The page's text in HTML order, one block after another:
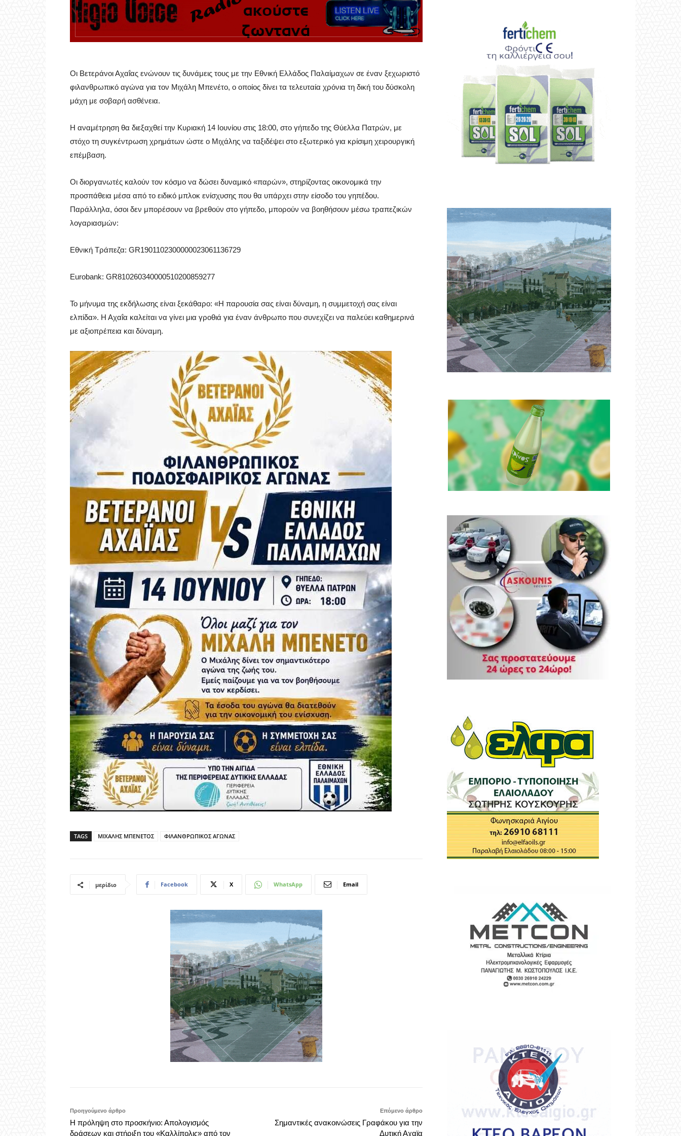
Οι Βετεράνοι Αχαΐας ενώνουν τις δυνάμεις τους με την Εθνική Ελλάδος Παλαίμαχων σε έναν ξεχωριστό
φιλανθρωπικό αγώνα για τον Μιχάλη Μπενέτο, ο οποίος δίνει τα τελευταία χρόνια τη δική του δύσκολη
μάχη με σοβαρή ασθένεια.
Η αναμέτρηση θα διεξαχθεί την Κυριακή 14 Ιουνίου στις 18:00, στο γήπεδο της Θύελλα Πατρών, με
στόχο τη συγκέντρωση χρημάτων ώστε ο Μιχάλης να ταξιδέψει στο εξωτερικό για κρίσιμη χειρουργική
επέμβαση.
Οι διοργανωτές καλούν τον κόσμο να δώσει δυναμικό «παρών», στηρίζοντας οικονομικά την
προσπάθεια μέσα από το ειδικό μπλοκ ενίσχυσης που θα υπάρχει στην είσοδο του γηπέδου.
Παράλληλα, όσοι δεν μπορέσουν να βρεθούν στο γήπεδο, μπορούν να βοηθήσουν μέσω τραπεζικών
λογαριασμών:
Εθνική Τράπεζα: GR1901102300000023061136729
Eurobank: GR810260340000510200859277
Το μήνυμα της εκδήλωσης είναι ξεκάθαρο: «Η παρουσία σας είναι δύναμη, η συμμετοχή σας είναι
ελπίδα». Η Αχαΐα καλείται να γίνει μια γροθιά για έναν άνθρωπο που συνεχίζει να παλεύει καθημερινά
με αξιοπρέπεια και δύναμη.
TAGS ΜΙΧΑΛΗΣ ΜΠΕΝΕΤΟΣ ΦΙΛΑΝΘΡΩΠΙΚΟΣ ΑΓΩΝΑΣ
μερίδιο Facebook X WhatsApp Email
Προηγούμενο άρθρο
Η πρόληψη στο προσκήνιο: Απολογισμός
δράσεων και στήριξη του «Καλλίπολις» από τον
Επόμενο άρθρο
Σημαντικές ανακοινώσεις Γραφάκου για την
Δυτική Αχαϊα